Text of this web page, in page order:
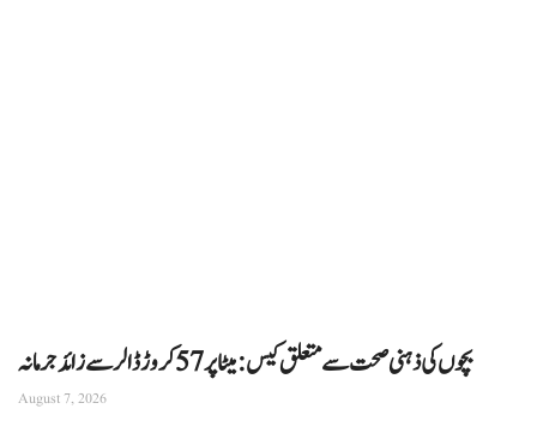
بچوں کی ذہنی صحت سے متعلق کیس: میٹا پر 57 کروڑ ڈالر سے زائد جرمانہ
August 7, 2026